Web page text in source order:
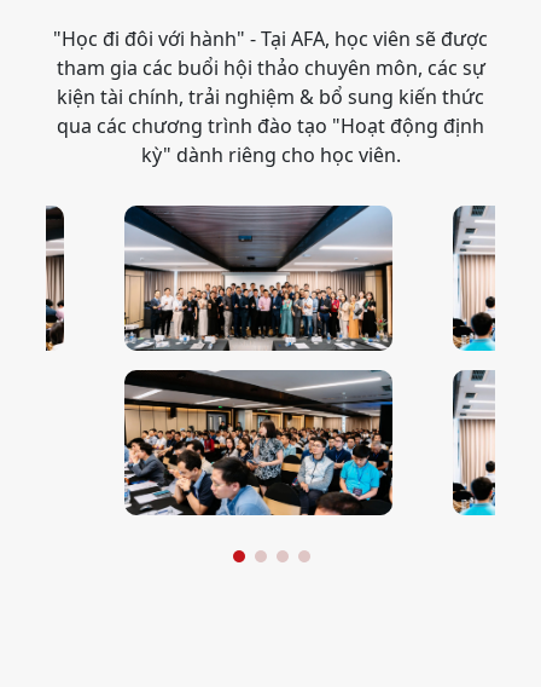
"Học đi đôi với hành" - Tại AFA, học viên sẽ được
tham gia các buổi hội thảo chuyên môn, các sự
kiện tài chính, trải nghiệm & bổ sung kiến thức
qua các chương trình đào tạo "Hoạt động định
kỳ" dành riêng cho học viên.